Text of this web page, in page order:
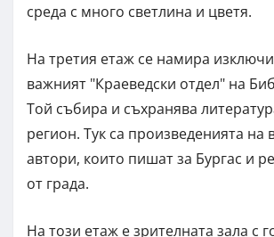
среда с много светлина и цветя.
На третия етаж се намира
важният "Краеведски отдел" на
Той събира и съхранява
регион. Тук са произведенията на
автори, които пишат за Бургас и
от града.
На този етаж е зрителната зала с